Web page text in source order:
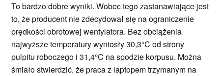
To bardzo dobre wyniki. Wobec tego zastanawiające jest
to, że producent nie zdecydował się na ograniczenie
prędkości obrotowej wentylatora. Bez obciążenia
najwyższe temperatury wyniosły 30,3°C od strony
pulpitu roboczego i 31,4°C na spodzie korpusu. Można
śmiało stwierdzić, że praca z laptopem trzymanym na